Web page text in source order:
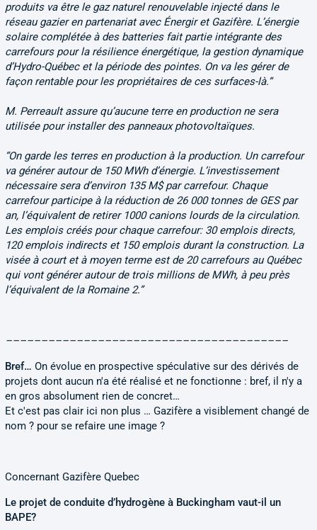
produits va être le gaz naturel renouvelable injecté dans le
réseau gazier en partenariat avec Énergir et Gazifère. L’énergie
solaire complétée à des batteries fait partie intégrante des
carrefours pour la résilience énergétique, la gestion dynamique
d’Hydro-Québec et la période des pointes. On va les gérer de
façon rentable pour les propriétaires de ces surfaces-là.”
M. Perreault assure qu’aucune terre en production ne sera
utilisée pour installer des panneaux photovoltaïques.
“On garde les terres en production à la production. Un carrefour
va générer autour de 150 MWh d’énergie. L’investissement
nécessaire sera d’environ 135 M$ par carrefour. Chaque
carrefour participe à la réduction de 26 000 tonnes de GES par
an, l’équivalent de retirer 1000 canions lourds de la circulation.
Les emplois créés pour chaque carrefour: 30 emplois directs,
120 emplois indirects et 150 emplois durant la construction. La
visée à court et à moyen terme est de 20 carrefours au Québec
qui vont générer autour de trois millions de MWh, à peu près
l’équivalent de la Romaine 2.”
––––––––––––––––––––––––––––––––––––––––
Bref… On évolue en prospective spéculative sur des dérivés de
projets dont aucun n'a été réalisé et ne fonctionne : bref, il n'y a
en gros absolument rien de concret…
Et c'est pas clair ici non plus … Gazifère a visiblement changé de
nom ? pour se refaire une image ?
Concernant Gazifère Quebec
Le projet de conduite d’hydrogène à Buckingham vaut-il un
BAPE?